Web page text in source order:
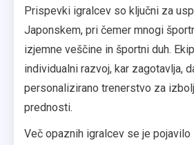
Prispevki igralcev so ključni za
Japonskem, pri čemer mnogi
izjemne veščine in športni duh.
individualni razvoj, kar zagotavlja,
personalizirano trenerstvo za
prednosti.
Več opaznih igralcev se je